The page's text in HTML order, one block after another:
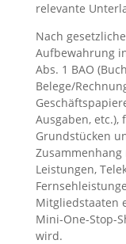
relevante
Nach
Aufbewahrung
Abs. 1 BAO
Belege/
Ausgaben,
Grundstücken
Leistungen,
Mitgliedstaaten
Mini-One-Stop-
wird.